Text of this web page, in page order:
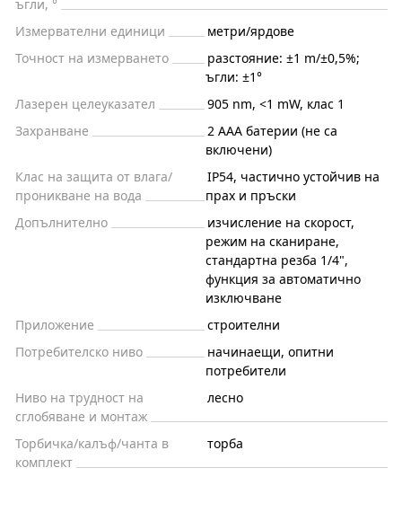
ъгли, °
Измервателни единици
метри/ярдове
Точност на измерването
разстояние: ±1 m/±0,5%;
ъгли: ±1°
Лазерен целеуказател
905 nm, <1 mW, клас 1
Захранване
2 AAA батерии (не са
включени)
Клас на защита от влага/
проникване на вода
IP54, частично устойчив на
прах и пръски
Допълнително
изчисление на скорост,
режим на сканиране,
стандартна резба 1/4",
функция за автоматично
изключване
Приложение
строителни
Потребителско ниво
начинаещи, опитни
потребители
Ниво на трудност на
сглобяване и монтаж
лесно
Торбичка/калъф/чанта в
комплект
торба